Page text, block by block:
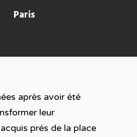
Paris
après avoir été
leur
prés de la place